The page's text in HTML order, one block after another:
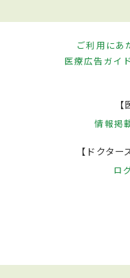
ご利用にあ
医療広告ガイ
情報掲
【ドクタ
ロ